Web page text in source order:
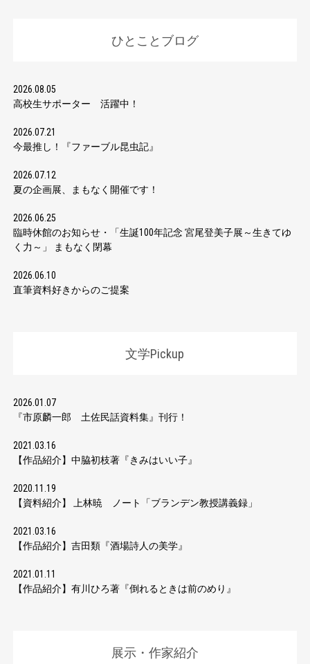
ひとことブログ
2026.08.05
高校生サポーター 活躍中！
2026.07.21
今最推し！『ファーブル昆虫記』
2026.07.12
夏の企画展、まもなく開催です！
2026.06.25
臨時休館のお知らせ・「生誕100年記念 宮尾登美子展～生きてゆ
く力～」 まもなく閉幕
2026.06.10
直筆資料好きからのご提案
文学Pickup
2026.01.07
『市原麟一郎 土佐民話資料集』刊行！
2021.03.16
【作品紹介】中脇初枝著『きみはいい子』
2020.11.19
【資料紹介】 上林暁 ノート「ブランデン教授講義録」
2021.03.16
【作品紹介】吉田類『酒場詩人の美学』
2021.01.11
【作品紹介】有川ひろ著『倒れるときは前のめり』
展示・作家紹介